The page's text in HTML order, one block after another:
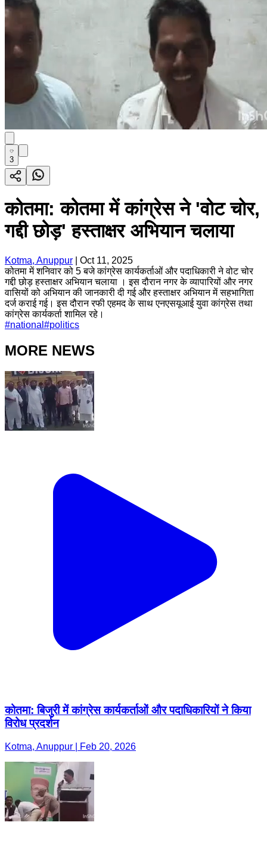
3
कोतमा: कोतमा में कांग्रेस ने 'वोट चोर,
गद्दी छोड़' हस्ताक्षर अभियान चलाया
Kotma, Anuppur
Oct 11, 2025
कोतमा में शनिवार को 5 बजे कांग्रेस कार्यकर्ताओं और पदाधिकारी ने वोट चोर
गद्दी छोड़ हस्ताक्षर अभियान चलाया । इस दौरान नगर के व्यापारियों और नगर
वासियों को अभियान की जानकारी दी गई और हस्ताक्षर अभियान में सहभागिता
दर्ज कराई गई। इस दौरान रफी एहमद के साथ एनएसयूआई युवा कांग्रेस तथा
कांग्रेस कार्यकर्ता शामिल रहे।
#national #politics
MORE NEWS
कोतमा: बिजुरी में कांग्रेस कार्यकर्ताओं और पदाधिकारियों ने किया
विरोध प्रदर्शन
Kotma, Anuppur | Feb 20, 2026